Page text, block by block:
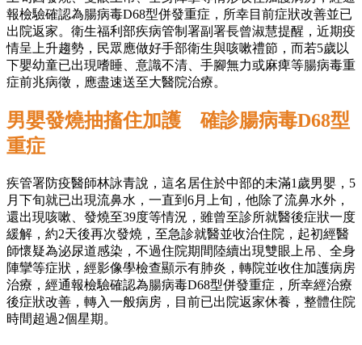
報檢驗確認為腸病毒D68型併發重症，所幸目前症狀改善並已
出院返家。衛生福利部疾病管制署副署長曾淑慧提醒，近期疫
情呈上升趨勢，民眾應做好手部衛生與咳嗽禮節，而若5歲以
下嬰幼童已出現嗜睡、意識不清、手腳無力或麻痺等腸病毒重
症前兆病徵，應盡速送至大醫院治療。
男嬰發燒抽搐住加護 確診腸病毒D68型
重症
疾管署防疫醫師林詠青說，這名居住於中部的未滿1歲男嬰，5
月下旬就已出現流鼻水，一直到6月上旬，他除了流鼻水外，
還出現咳嗽、發燒至39度等情況，雖曾至診所就醫後症狀一度
緩解，約2天後再次發燒，至急診就醫並收治住院，起初經醫
師懷疑為泌尿道感染，不過住院期間陸續出現雙眼上吊、全身
陣攣等症狀，經影像學檢查顯示有肺炎，轉院並收住加護病房
治療，經通報檢驗確認為腸病毒D68型併發重症，所幸經治療
後症狀改善，轉入一般病房，目前已出院返家休養，整體住院
時間超過2個星期。